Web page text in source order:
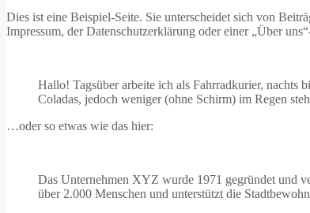
Dies ist eine Beispiel-Seite. Sie unterscheidet sich von
Impressum, der Datenschutzerklärung oder einer „Über
Hallo! Tagsüber arbeite ich als Fahrradkurier, nachts
Coladas, jedoch weniger (ohne Schirm) im Regen
…oder so etwas wie das hier:
Das Unternehmen XYZ wurde 1971 gegründet und
über 2.000 Menschen und unterstützt die